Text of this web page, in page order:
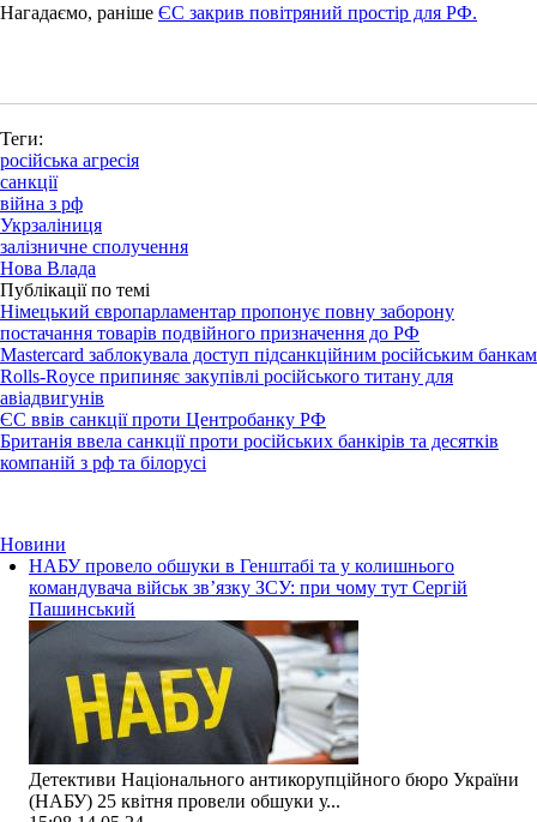
Нагадаємо, раніше ЄС закрив повітряний простір для РФ.
Теги:
російська агресія
санкції
війна з рф
Укрзаліниця
залізничне сполучення
Нова Влада
Публікації по темі
Німецький європарламентар пропонує повну заборону
постачання товарів подвійного призначення до РФ
Mastercard заблокувала доступ підсанкційним російським банкам
Rolls-Royce припиняє закупівлі російського титану для
авіадвигунів
ЄС ввів санкції проти Центробанку РФ
Британія ввела санкції проти російських банкірів та десятків
компаній з рф та білорусі
Новини
НАБУ провело обшуки в Генштабі та у колишнього
командувача військ зв’язку ЗСУ: при чому тут Сергій
Пашинський
Детективи Національного антикорупційного бюро України
(НАБУ) 25 квітня провели обшуки у...